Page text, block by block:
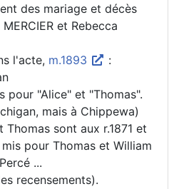
des mariage et décès
et Rebecca
l'acte, m.1893
:
pour "Alice" et "Thomas".
mais à Chippewa)
Thomas sont aux r.1871 et
mis pour Thomas et William
...
recensements).